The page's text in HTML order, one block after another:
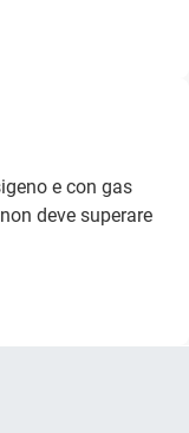
e con gas
deve superare